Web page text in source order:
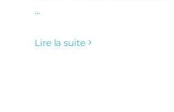
...
Lire la suite